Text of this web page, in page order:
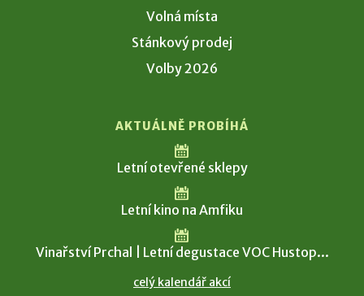
Volná místa
Stánkový prodej
Volby 2026
AKTUÁLNĚ PROBÍHÁ
Letní otevřené sklepy
Letní kino na Amfiku
Vinařství Prchal | Letní degustace VOC Hustop...
celý kalendář akcí